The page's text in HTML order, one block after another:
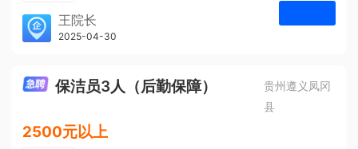
学历不限
3人
王院长
凤冈安宁医院
2025-04-30
保洁员3人（后勤保障）
贵州遵义凤冈
县
2500元以上